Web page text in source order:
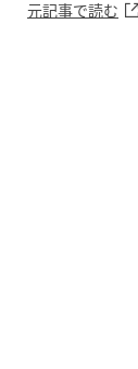
元記事で読む